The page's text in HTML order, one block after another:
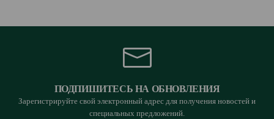
ПОДПИШИТЕСЬ НА ОБНОВЛЕНИЯ
Зарегистрируйте свой электронный адрес для получения новостей и
специальных предложений.